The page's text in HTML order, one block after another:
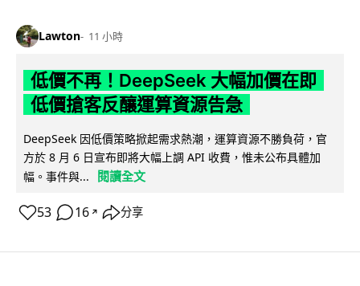
Lawton 11 小時
低價不再！DeepSeek 大幅加價在即
低價搶客反釀運算資源告急
DeepSeek 因低價策略掀起需求熱潮，運算資源不勝負荷，官
方於 8 月 6 日宣布即將大幅上調 API 收費，惟未公布具體加
幅。事件與...
閱讀全文
53 16 ↗ 分享